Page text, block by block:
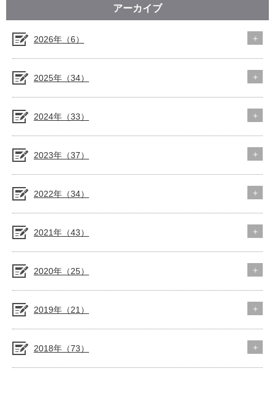
アーカイブ
2026年（6）
2025年（34）
2024年（33）
2023年（37）
2022年（34）
2021年（43）
2020年（25）
2019年（21）
2018年（73）